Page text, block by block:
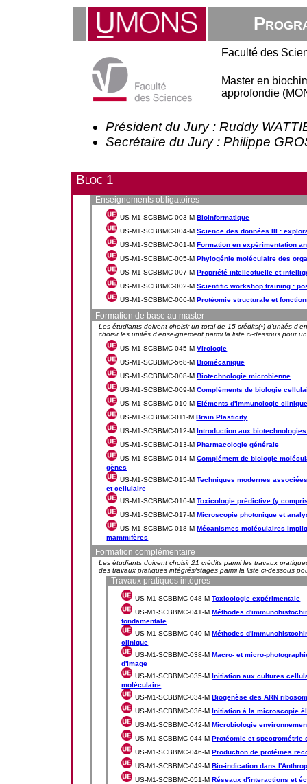
Faculté des
Master en
approfondie
Président du Jury : Ruddy
Secrétaire du Jury : Philippe
Bloc 1
Enseignements obligatoires
US-M1-SCBBMC-003-MBioinformatique
US-M1-SCBBMC-004-MScience des données III :
US-M1-SCBBMC-001-MFormation en expérimentation
US-M1-SCBBMC-005-MPhylogénie moléculaire des
US-M1-SCBBMC-007-MPropriété intellectuelle et
US-M1-SCBBMC-002-MScientific workshop training :
US-M1-SCBBMC-006-MProtéomie structurale et
Formation de base au master
Les étudiants doivent choisir un total de 15 crédits(*) d'unités
choisir les unités d'enseignement parmi la liste ci-dessous pour
US-M1-SCBBMC-045-MVirologie
US-M1-SCBBMC-568-MBiomécanique
US-M1-SCBBMC-008-MBiotechnologie microbienne
US-M1-SCBBMC-009-MCompléments de biologie
US-M1-SCBBMC-010-MEléments d'immunologie
US-M1-SCBBMC-011-MBrain Plasticity
US-M1-SCBBMC-012-MIntroduction aux
US-M1-SCBBMC-013-MPharmacologie générale
US-M1-SCBBMC-014-MComplément de biologie
gènes
US-M1-SCBBMC-015-MTechniques modernes
et cellulaire
US-M1-SCBBMC-016-MToxicologie prédictive (y
US-M1-SCBBMC-017-MMicroscopie photonique et
US-M1-SCBBMC-018-MMécanismes moléculaires
mammifères
Formation complémentaire
Les étudiants doivent choisir 21 crédits parmi les travaux
des travaux pratiques intégrés/stages parmi la liste ci-dessous
Travaux pratiques intégrés
US-M1-SCBBMC-048-MToxicologie expérimentale
US-M1-SCBBMC-041-MMéthodes
fondamentale
US-M1-SCBBMC-040-MMéthodes
clinique
US-M1-SCBBMC-038-MMacro- et micro-
d'image
US-M1-SCBBMC-035-MInitiation aux cultures
moléculaire
US-M1-SCBBMC-034-MBiogenèse des ARN
US-M1-SCBBMC-036-MInitiation à la microscopie
US-M1-SCBBMC-042-MMicrobiologie
US-M1-SCBBMC-044-MProtéomie et spectrométrie
US-M1-SCBBMC-046-MProduction de protéines
US-M1-SCBBMC-049-MBio-indication dans
US-M1-SCBBMC-051-MRéseaux d'interactions et